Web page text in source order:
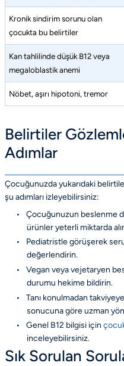
Kronik sindirim sorunu olan
çocukta bu belirtiler
Kan tahlilinde düşük B12 veya
megaloblastik anemi
Nöbet, aşırı hipotoni, tremor
Belirtiler
Adımlar
Çocuğunuzda yukarıdaki
şu adımları izleyebilirsiniz:
•
Çocuğunuzun beslenme
ürünler yeterli miktarda
•
Pediatristle görüşerek
değerlendirin.
•
Vegan veya vejetaryen
durumu hekime bildirin.
•
Tanı konulmadan
sonucuna göre uzman
•
Genel B12 bilgisi için
inceleyebilirsiniz.
Sık Sorulan